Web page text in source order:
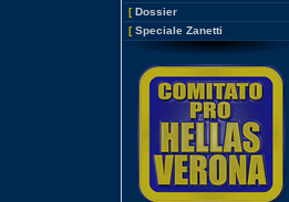
[ Dossier
[ Speciale Zanetti